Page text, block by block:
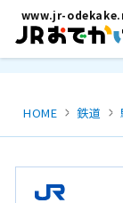
www.jr-
HOME 鉄道